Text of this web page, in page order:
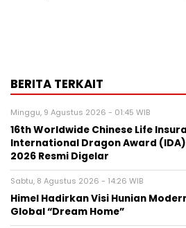
BERITA TERKAIT
Minggu, 9 Agustus 2026 - 01:45 WIB
16th Worldwide Chinese Life
International Dragon Award
2026 Resmi Digelar
Sabtu, 8 Agustus 2026 - 14:26 WIB
Himel Hadirkan Visi Hunian
Global “Dream Home”